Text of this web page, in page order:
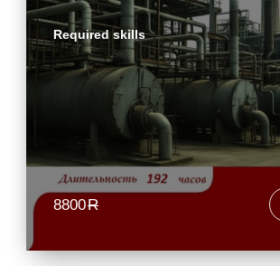
Required skills
8800R